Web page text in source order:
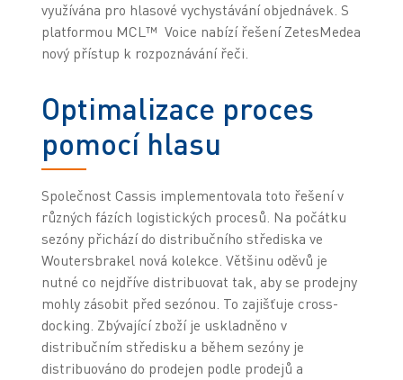
využívána pro hlasové vychystávání objednávek. S
platformou MCL™ Voice nabízí řešení ZetesMedea
nový přístup k rozpoznávání řeči.
Optimalizace proces
pomocí hlasu
Společnost Cassis implementovala toto řešení v
různých fázích logistických procesů. Na počátku
sezóny přichází do distribučního střediska ve
Woutersbrakel nová kolekce. Většinu oděvů je
nutné co nejdříve distribuovat tak, aby se prodejny
mohly zásobit před sezónou. To zajišťuje cross-
docking. Zbývající zboží je uskladněno v
distribučním středisku a během sezóny je
distribuováno do prodejen podle prodejů a